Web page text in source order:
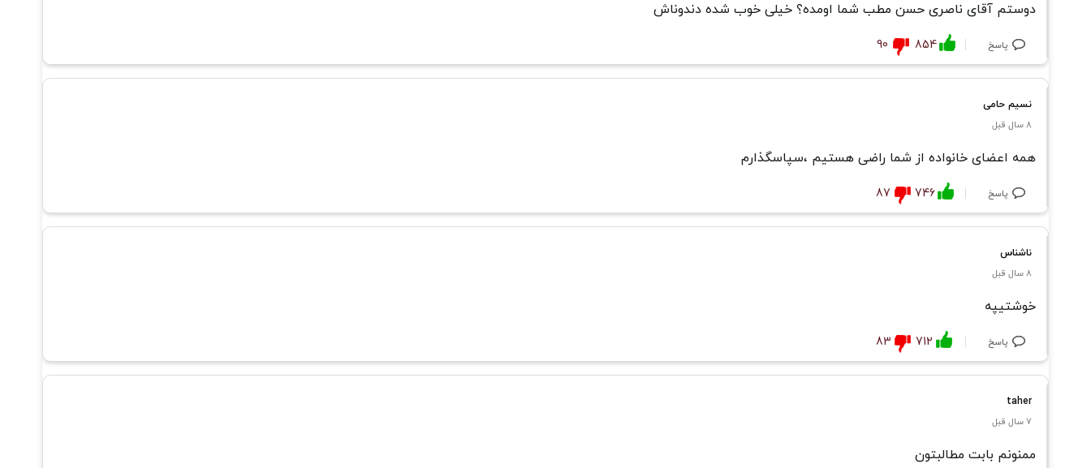
دوستم آقای ناصری حسن مطب شما اومده؟ خیلی خوب شده دندوناش
پاسخ 854
90
نسیم حامی
8 سال قبل
همه اعضای خانواده از شما راضی هستیم ،سپاسگذارم
پاسخ 746
87
ناشناس
8 سال قبل
خوشتیپه
پاسخ 712
83
taher
7 سال قبل
ممنونم بابت مطالبتون